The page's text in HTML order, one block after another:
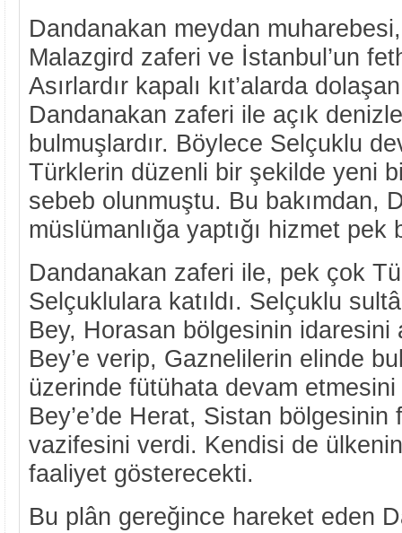
Dandanakan meydan
Malazgird zaferi ve İstanbul’un
Asırlardır kapalı kıt’alarda
Dandanakan zaferi ile açık
bulmuşlardır. Böylece Selçuklu
Türklerin düzenli bir şekilde yeni
sebeb olunmuştu. Bu bakımdan,
müslümanlığa yaptığı hizmet pek
Dandanakan zaferi ile, pek çok
Selçuklulara katıldı. Selçuklu
Bey, Horasan bölgesinin idaresini
Bey’e verip, Gaznelilerin elinde
üzerinde fütühata devam
Bey’e’de Herat, Sistan bölgesinin
vazifesini verdi. Kendisi de
faaliyet gösterecekti.
Bu plân gereğince hareket eden